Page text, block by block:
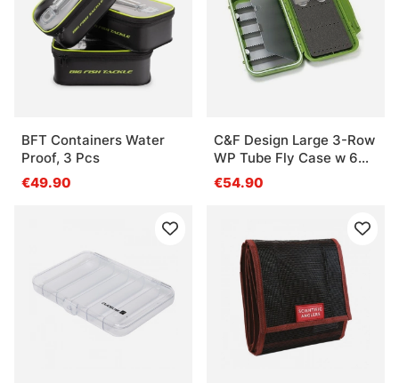
BFT Containers Water
Proof, 3 Pcs
€49.90
C&F Design Large 3-Row
WP Tube Fly Case w 6
Comp (CF-3406H) Olive
€54.90